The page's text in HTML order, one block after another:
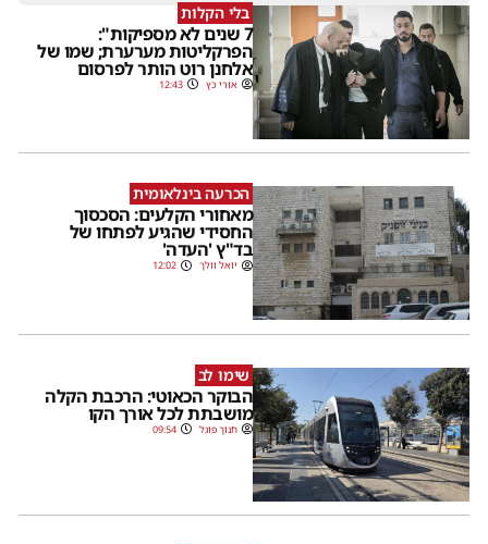
בלי הקלות
7 שנים לא מספיקות":
הפרקליטות מערערת; שמו של
אלחנן רוט הותר לפרסום
אורי כץ 12:43
הכרעה בינלאומית
מאחורי הקלעים: הסכסוך
החסידי שהגיע לפתחו של
בד"ץ 'העדה'
יואל וולך 12:02
שימו לב
הבוקר הכאוטי: הרכבת הקלה
מושבתת לכל אורך הקו
חנוך פוגל 09:54